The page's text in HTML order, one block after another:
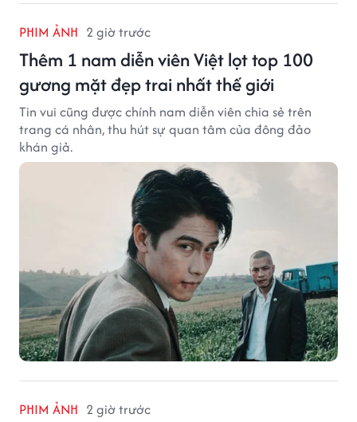
PHIM ẢNH 2 giờ trước
Thêm 1 nam diễn viên Việt lọt top 100
gương mặt đẹp trai nhất thế giới
Tin vui cũng được chính nam diễn viên chia sẻ trên
trang cá nhân, thu hút sự quan tâm của đông đảo
khán giả.
PHIM ẢNH 2 giờ trước